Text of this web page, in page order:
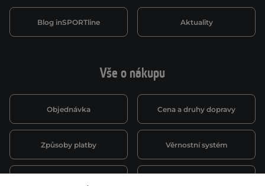
Vše o nákupu
Objednávka Cena a druhy dopravy
Způsoby platby Věrnostní systém
Blog inSPORTline Aktuality